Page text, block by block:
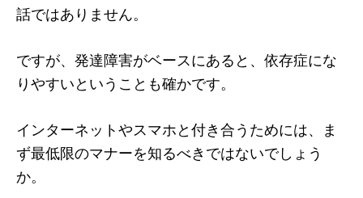
話ではありません。
ですが、発達障害がベースにあると、依存症にな
りやすいということも確かです。
インターネットやスマホと付き合うためには、ま
ず最低限のマナーを知るべきではないでしょう
か。